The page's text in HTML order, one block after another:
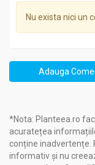
Nu exista nici un
Adauga
*Nota: Planteea.ro
acuratețea
conține inadvertențe.
informativ și nu